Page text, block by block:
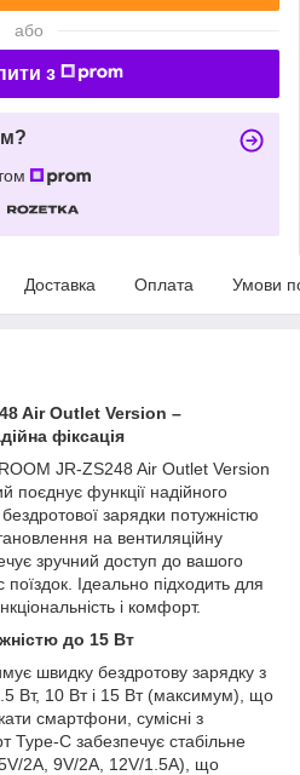
або
з
Доставка Оплата Умови
Air Outlet Version –
фіксація
JR-ZS248 Air Outlet Version
поєднує функції надійного
зарядки потужністю
на вентиляційну
зручний доступ до вашого
Ідеально підходить для
і комфорт.
до 15 Вт
швидку бездротову зарядку з
Вт, 10 Вт і 15 Вт (максимум), що
смартфони, сумісні з
Type-C забезпечує стабільне
2A, 9V/2A, 12V/1.5A), що